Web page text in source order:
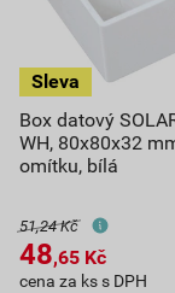
Box datový
WH, 80x80x32
omítku, bílá
51,24 Kč
48,65 Kč
cena za ks s DPH